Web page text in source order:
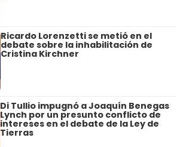
Ricardo Lorenzetti se metió en el
debate sobre la inhabilitación de
Cristina Kirchner
Di Tullio impugnó a Joaquín Benegas
Lynch por un presunto conflicto de
intereses en el debate de la Ley de
Tierras